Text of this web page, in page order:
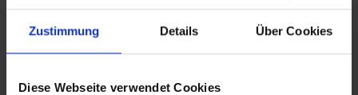
Zustimmung Details Über Cookies
Diese Webseite verwendet Cookies